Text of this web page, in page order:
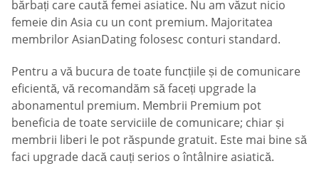
bărbați care caută femei asiatice. Nu am văzut nicio
femeie din Asia cu un cont premium. Majoritatea
membrilor AsianDating folosesc conturi standard.
Pentru a vă bucura de toate funcțiile și de comunicare
eficientă, vă recomandăm să faceți upgrade la
abonamentul premium. Membrii Premium pot
beneficia de toate serviciile de comunicare; chiar și
membrii liberi le pot răspunde gratuit. Este mai bine să
faci upgrade dacă cauți serios o întâlnire asiatică.